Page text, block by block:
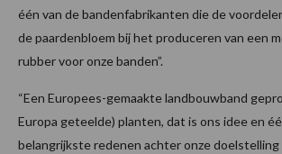
één van de bandenfabrikanten die de
de paardenbloem bij het produceren van een
rubber voor onze banden”.
“Een Europees-gemaakte landbouwband
Europa geteelde) planten, dat is ons idee en
belangrijkste redenen achter onze doelstelling